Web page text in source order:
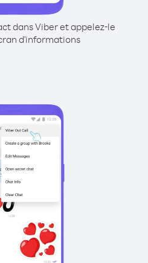
dans Viber et appelez-le
d'informations